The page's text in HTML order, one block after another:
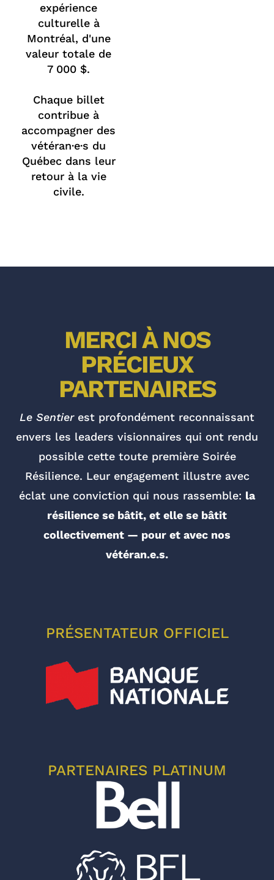
expérience
culturelle à
Montréal, d'une
valeur totale de
7 000 $.
Chaque billet
contribue à
accompagner des
vétéran·e·s du
Québec dans leur
retour à la vie
civile.
MERCI À NOS
PRÉCIEUX
PARTENAIRES
Le Sentierest profondément reconnaissant
envers les leaders visionnaires qui ont rendu
possible cette toute première Soirée
Résilience. Leur engagement illustre avec
éclat une conviction qui nous rassemble: la
résilience se bâtit, et elle se bâtit
collectivement — pour et avec nos
vétéran.e.s.
PRÉSENTATEUR OFFICIEL
PARTENAIRES PLATINUM